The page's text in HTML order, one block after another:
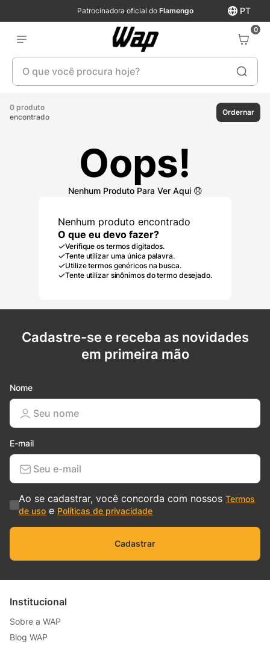
PT
Patrocinadora oficial do Flamengo
0
O que você procura hoje?
0 produto
encontrado
Ordernar
Oops!
Nenhum produto encontrado
O que eu devo fazer?
Verifique os termos digitados.
Tente utilizar uma única palavra.
Utilize termos genéricos na busca.
Tente utilizar sinônimos do termo desejado.
Cadastre-se e receba as novidades
em primeira mão
Nome
E-mail
Ao se cadastrar, você concorda com nossosTermos
de uso e Políticas de privacidade
Cadastrar
Institucional
Sobre a WAP
Blog WAP